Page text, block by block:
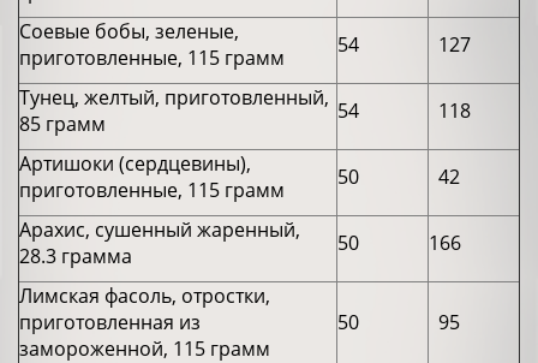
Соевые бобы, зеленые,
приготовленные, 115 грамм
54
127
Тунец, желтый, приготовленный,
85 грамм
54
118
Артишоки (сердцевины),
приготовленные, 115 грамм
50
42
Арахис, сушенный жаренный,
28.3 грамма
50
166
Лимская фасоль, отростки,
приготовленная из
замороженной, 115 грамм
50 95